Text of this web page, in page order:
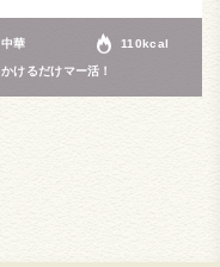
中華 110kcal
かけるだけマー活！